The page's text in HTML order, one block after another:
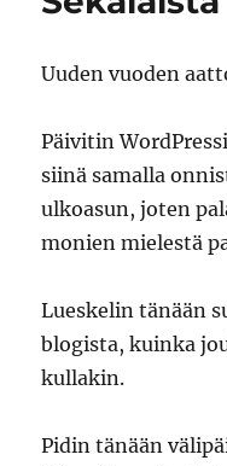
Uuden vuoden
Päivitin
siinä samalla
ulkoasun, joten
monien mielestä
Lueskelin tänään
blogista, kuinka
kullakin.
Pidin tänään